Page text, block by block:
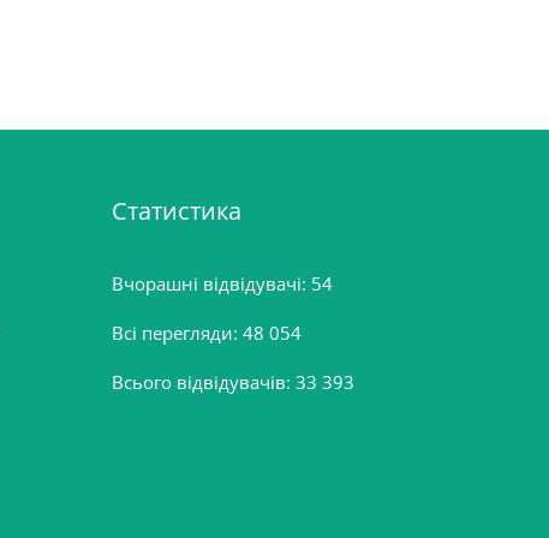
Статистика
Вчорашні відвідувачі: 54
Всі перегляди: 48 054
Всього відвідувачів: 33 393